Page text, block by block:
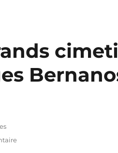
sur